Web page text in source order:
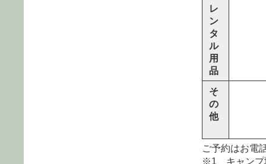
レ
ン
タ
ル
用
品
そ
の
他
ご予約はお電
※1 キャンプ